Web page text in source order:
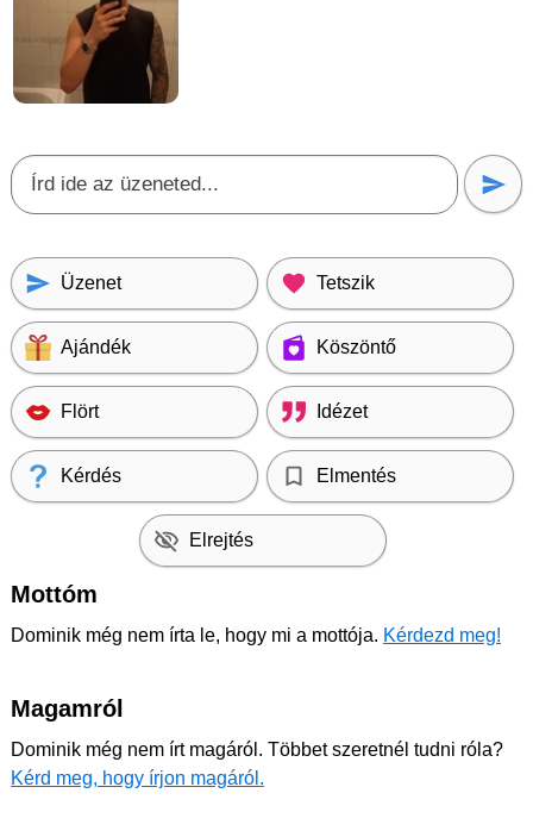
Üzenet Tetszik
Ajándék Köszöntő
Flört Idézet
Kérdés Elmentés
Elrejtés
Mottóm
Dominik még nem írta le, hogy mi a mottója. Kérdezd meg!
Magamról
Dominik még nem írt magáról. Többet szeretnél tudni róla?
Kérd meg, hogy írjon magáról.